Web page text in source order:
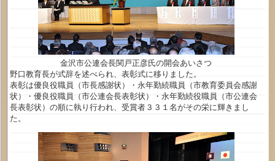
金沢市公連会長関戸正彦氏の開会あいさつ
野口教育長が式辞を述べられ、表彰式に移りました。
表彰は優良役職員（市長感謝状）・永年勤続職員（市教育委員会感謝
状）・優良役職員（市公連会長表彰状）・永年勤続役職員（市公連会
長表彰状）の順に執り行われ、受賞者３３１名がその栄に輝きまし
た。